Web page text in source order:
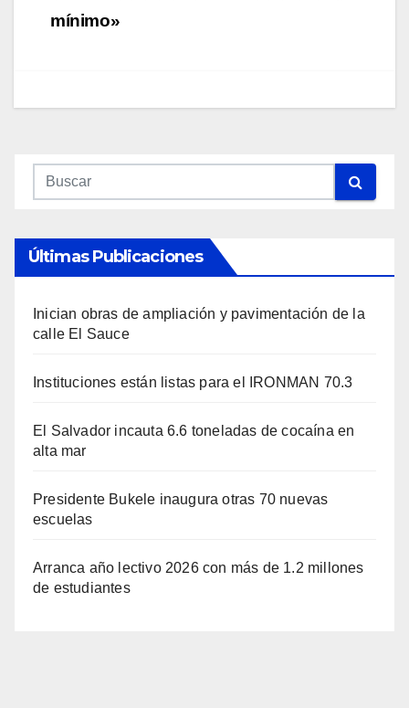
mínimo»
Últimas Publicaciones
Inician obras de ampliación y pavimentación de la
calle El Sauce
Instituciones están listas para el IRONMAN 70.3
El Salvador incauta 6.6 toneladas de cocaína en
alta mar
Presidente Bukele inaugura otras 70 nuevas
escuelas
Arranca año lectivo 2026 con más de 1.2 millones
de estudiantes